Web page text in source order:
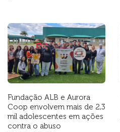
Fundação ALB e Aurora
Coop envolvem mais de 2,3
mil adolescentes em ações
contra o abuso